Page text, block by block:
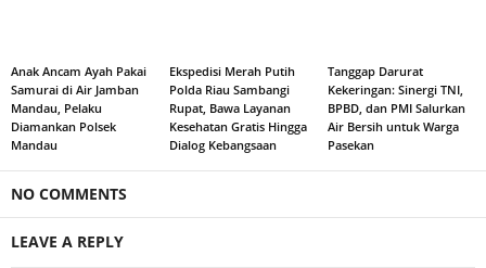
Anak Ancam Ayah Pakai
Samurai di Air Jamban
Mandau, Pelaku
Diamankan Polsek
Mandau
Ekspedisi Merah Putih
Polda Riau Sambangi
Rupat, Bawa Layanan
Kesehatan Gratis Hingga
Dialog Kebangsaan
Tanggap Darurat
Kekeringan: Sinergi TNI,
BPBD, dan PMI Salurkan
Air Bersih untuk Warga
Pasekan
NO COMMENTS
LEAVE A REPLY